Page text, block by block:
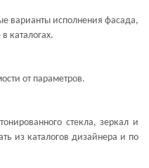
варианты исполнения фасада,
каталогах.
от параметров.
стекла, зеркал и
из каталогов дизайнера и по